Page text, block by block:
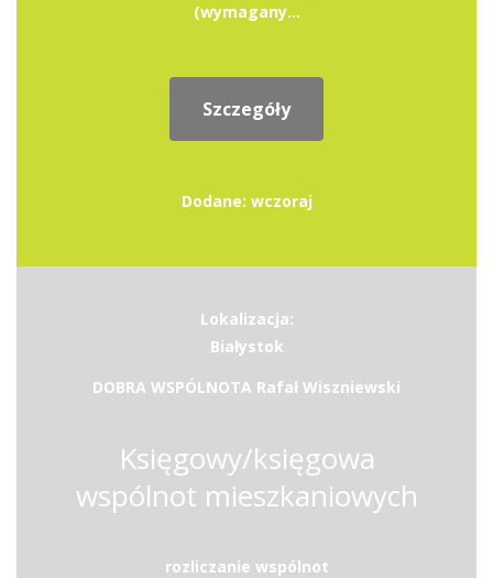
(wymagany...
Szczegóły
Dodane: wczoraj
Lokalizacja:
Białystok
DOBRA WSPÓLNOTA Rafał Wiszniewski
Księgowy/księgowa
wspólnot mieszkaniowych
rozliczanie wspólnot